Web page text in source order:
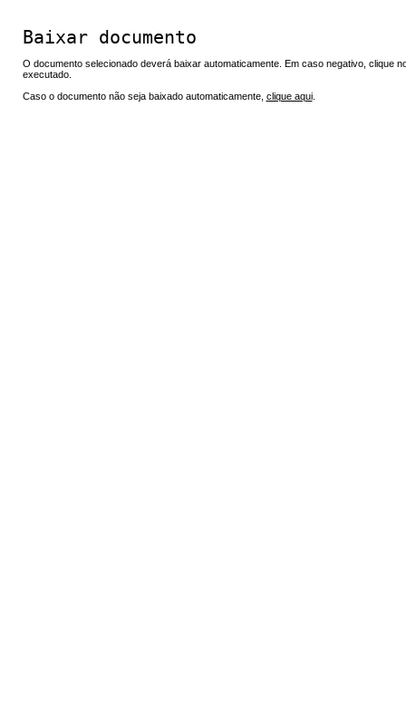
Baixar documento
O documento selecionado deverá baixar automaticamente. Em caso negativo, clique
executado.
Caso o documento não seja baixado automaticamente, clique aqui.